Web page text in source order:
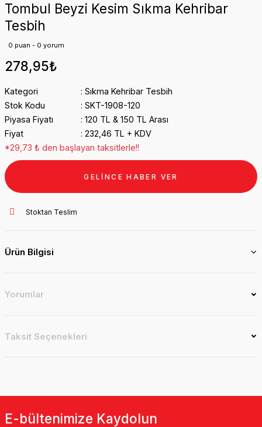
Tombul Beyzi Kesim Sıkma Kehribar
Tesbih
0 puan - 0 yorum
278,95₺
Kategori
Sıkma Kehribar Tesbih
Stok Kodu
SKT-1908-120
Piyasa Fiyatı
120 TL & 150 TL Arası
Fiyat
232,46 TL + KDV
*29,73 ₺ den başlayan taksitlerle!!
GELİNCE HABER VER
Stoktan Teslim
Ürün Bilgisi
Yorumlar
Taksit Seçenekleri
E-bültenimize Kaydolun